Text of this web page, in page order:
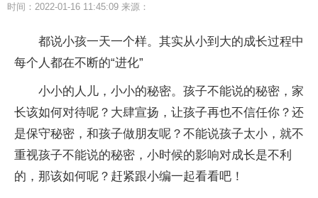
时间：2022-01-16 11:45:09 来源：
都说小孩一天一个样。其实从小到大的成长过程中
每个人都在不断的“进化”
小小的人儿，小小的秘密。孩子不能说的秘密，家
长该如何对待呢？大肆宣扬，让孩子再也不信任你？还
是保守秘密，和孩子做朋友呢？不能说孩子太小，就不
重视孩子不能说的秘密，小时候的影响对成长是不利
的，那该如何呢？赶紧跟小编一起看看吧！